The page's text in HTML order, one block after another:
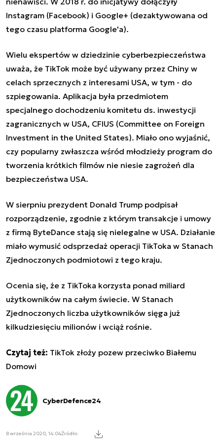
Instagram (Facebook) i Google+ (dezaktywowana od
tego czasu platforma Google'a).
Wielu ekspertów w dziedzinie cyberbezpieczeństwa
uważa, że TikTok może być używany przez Chiny w
celach sprzecznych z interesami USA, w tym - do
szpiegowania. Aplikacja była przedmiotem
specjalnego dochodzeniu komitetu ds. inwestycji
zagranicznych w USA, CFIUS (Committee on Foreign
Investment in the United States). Miało ono wyjaśnić,
czy popularny zwłaszcza wśród młodzieży program do
tworzenia krótkich filmów nie niesie zagrożeń dla
bezpieczeństwa USA.
W sierpniu prezydent Donald Trump podpisał
rozporządzenie, zgodnie z którym transakcje i umowy
z firmą ByteDance stają się nielegalne w USA. Działanie
miało wymusić odsprzedaż operacji TikToka w Stanach
Zjednoczonych podmiotowi z tego kraju.
Ocenia się, że z TikToka korzysta ponad miliard
użytkowników na całym świecie. W Stanach
Zjednoczonych liczba użytkowników sięga już
kilkudziesięciu milionów i wciąż rośnie.
Czytaj też: TikTok złoży pozew przeciwko Białemu
Domowi
CyberDefence24
8 września 2020, 14:04Źródło: